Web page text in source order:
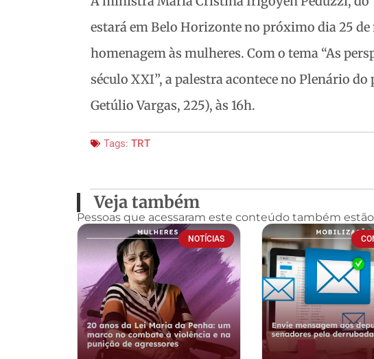
estará em Belo Horizonte no próximo dia 25
homenagem às mulheres. Com o tema “As
século XXI”, a palestra acontece no Plenário
Getúlio Vargas, 225), às 16h.
Tags: TRT
Veja também
Pessoas que acessaram este conteúdo também
NOTÍCIAS